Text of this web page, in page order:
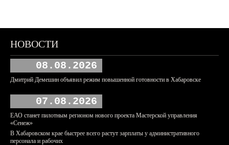
НОВОСТИ
08.08.2026
Дмитрий Демешин объявил режим повышенной готовности в Хабаровске
07.08.2026
ЕАО станет пилотным регионом нового проекта Мастерской управления
«Сенеж»
В Хабаровском крае быстрее всего растут зарплаты у административного
персонала и рабочих